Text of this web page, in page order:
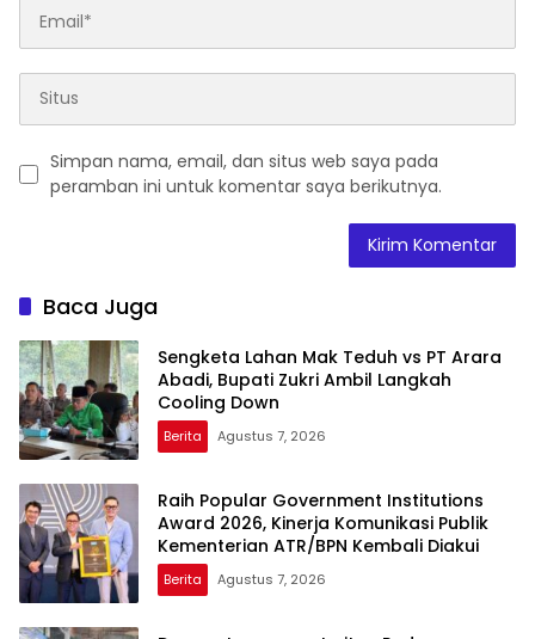
Simpan nama, email, dan situs web saya pada
peramban ini untuk komentar saya berikutnya.
Baca Juga
Sengketa Lahan Mak Teduh vs PT Arara
Abadi, Bupati Zukri Ambil Langkah
Cooling Down
Berita Agustus 7, 2026
Raih Popular Government Institutions
Award 2026, Kinerja Komunikasi Publik
Kementerian ATR/BPN Kembali Diakui
Berita Agustus 7, 2026